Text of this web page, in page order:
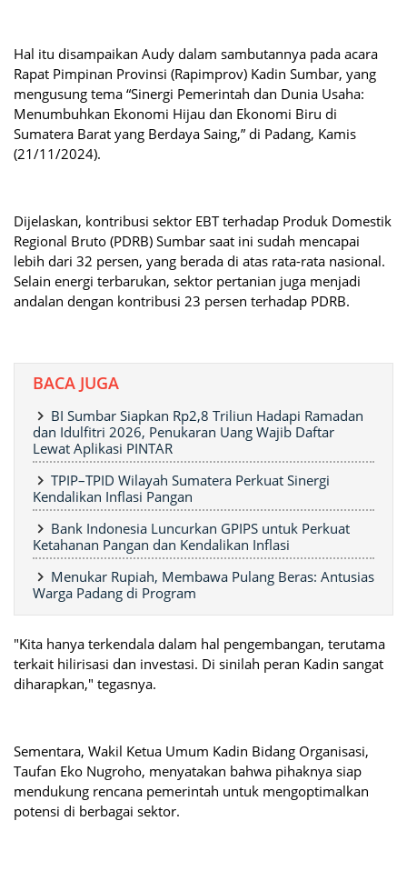
Hal itu disampaikan Audy dalam sambutannya pada acara
Rapat Pimpinan Provinsi (Rapimprov) Kadin Sumbar, yang
mengusung tema “Sinergi Pemerintah dan Dunia Usaha:
Menumbuhkan Ekonomi Hijau dan Ekonomi Biru di
Sumatera Barat yang Berdaya Saing,” di Padang, Kamis
(21/11/2024).
Dijelaskan, kontribusi sektor EBT terhadap Produk Domestik
Regional Bruto (PDRB) Sumbar saat ini sudah mencapai
lebih dari 32 persen, yang berada di atas rata-rata nasional.
Selain energi terbarukan, sektor pertanian juga menjadi
andalan dengan kontribusi 23 persen terhadap PDRB.
BACA JUGA
BI Sumbar Siapkan Rp2,8 Triliun Hadapi Ramadan
dan Idulfitri 2026, Penukaran Uang Wajib Daftar
Lewat Aplikasi PINTAR
TPIP–TPID Wilayah Sumatera Perkuat Sinergi
Kendalikan Inflasi Pangan
Bank Indonesia Luncurkan GPIPS untuk Perkuat
Ketahanan Pangan dan Kendalikan Inflasi
Menukar Rupiah, Membawa Pulang Beras: Antusias
Warga Padang di Program
"Kita hanya terkendala dalam hal pengembangan, terutama
terkait hilirisasi dan investasi. Di sinilah peran Kadin sangat
diharapkan," tegasnya.
Sementara, Wakil Ketua Umum Kadin Bidang Organisasi,
Taufan Eko Nugroho, menyatakan bahwa pihaknya siap
mendukung rencana pemerintah untuk mengoptimalkan
potensi di berbagai sektor.